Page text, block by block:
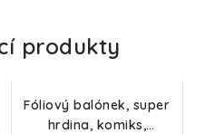
produkty
Fóliový balónek, super
hrdina, komiks,